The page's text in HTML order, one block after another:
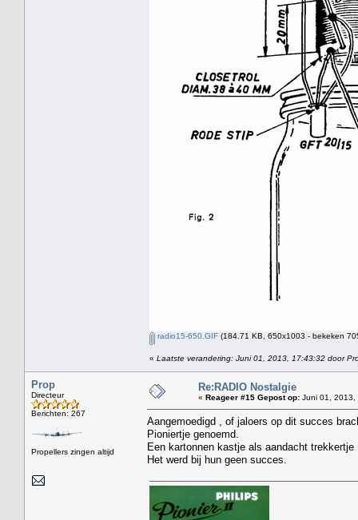
radio15-650.GIF (184.71 KB, 650x1003 - bekeken
« Laatste verandering: Juni 01, 2013, 17:43:32 door
Prop
Directeur
Berichten: 267
Propellers zingen altijd
Re:RADIO Nostalgie
« Reageer #15 Gepost op: Juni 01, 2013,
Aangemoedigd , of jaloers op dit succes
Pioniertje genoemd.
Een kartonnen kastje als aandacht
Het werd bij hun geen succes.